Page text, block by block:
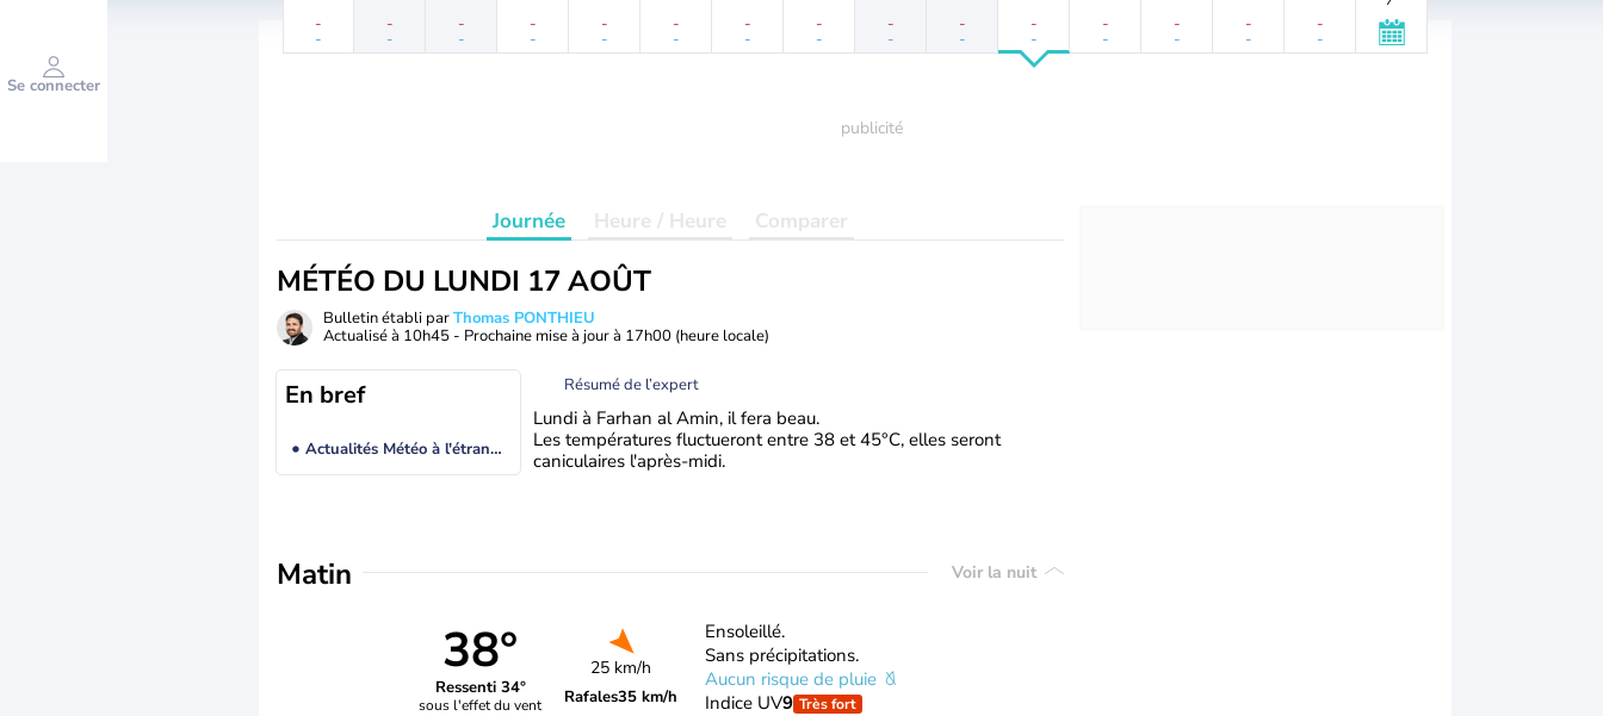
Se connecter
-
-
-
-
-
-
-
-
-
-
-
-
-
-
-
-
-
-
-
-
-
-
-
-
-
-
-
-
-
-
Journée Heure / Heure Comparer
MÉTÉO DU LUNDI 17 AOÛT
Bulletin établi parThomas PONTHIEU
Actualisé à 10h45 - Prochaine mise à jour à 17h00 (heure locale)
En bref
Actualités Météo à l'étranger
Résumé de l’expert
Lundi à Farhan al Amin, il fera beau.
Les températures fluctueront entre 38 et 45°C, elles seront
caniculaires l'après-midi.
Matin Voir la nuit
38°
Ressenti 34°
sous l'effet du vent
25 km/h
Rafales35 km/h
Ensoleillé.
Sans précipitations.
Aucun risque de pluie
Indice UV9 Très fort